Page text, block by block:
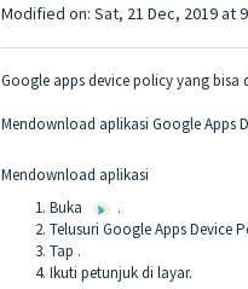
Modified on: Sat, 21 Dec, 2019 at
Google apps device policy yang bisa
Mendownload aplikasi Google Apps
Mendownload aplikasi
Buka
.
Telusuri Google Apps Device
Tap .
Ikuti petunjuk di layar.